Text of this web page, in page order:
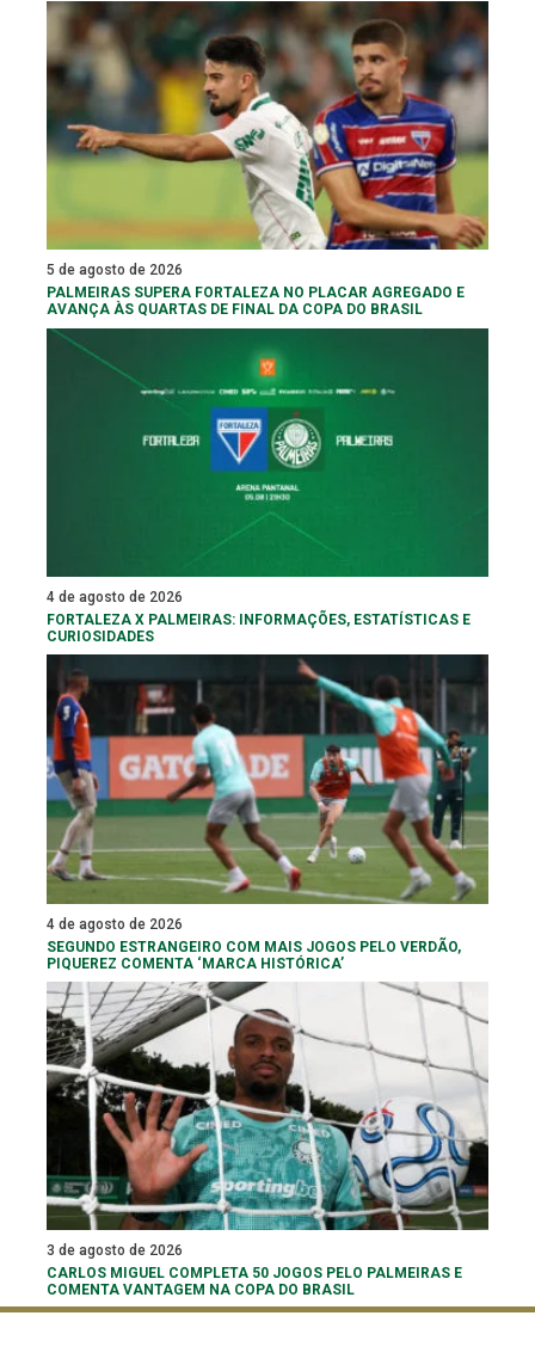
5 de agosto de 2026
PALMEIRAS SUPERA FORTALEZA NO PLACAR AGREGADO E
AVANÇA ÀS QUARTAS DE FINAL DA COPA DO BRASIL
4 de agosto de 2026
FORTALEZA X PALMEIRAS: INFORMAÇÕES, ESTATÍSTICAS E
CURIOSIDADES
4 de agosto de 2026
SEGUNDO ESTRANGEIRO COM MAIS JOGOS PELO VERDÃO,
PIQUEREZ COMENTA ‘MARCA HISTÓRICA’
3 de agosto de 2026
CARLOS MIGUEL COMPLETA 50 JOGOS PELO PALMEIRAS E
COMENTA VANTAGEM NA COPA DO BRASIL